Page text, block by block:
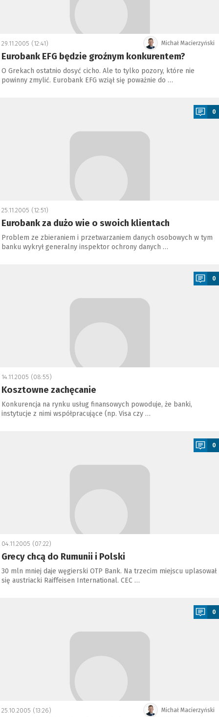
Michał Macierzyński
29.11.2005 (12:41)
Eurobank EFG będzie groźnym konkurentem?
O Grekach ostatnio dosyć cicho. Ale to tylko pozory, które nie
powinny zmylić. Eurobank EFG wziął się poważnie do …
0
25.11.2005 (12:51)
Eurobank za dużo wie o swoich klientach
Problem ze zbieraniem i przetwarzaniem danych osobowych w tym
banku wykrył generalny inspektor ochrony danych …
0
14.11.2005 (08:55)
Kosztowne zachęcanie
Konkurencja na rynku usług finansowych powoduje, że banki,
instytucje z nimi współpracujące (np. Visa czy …
0
04.11.2005 (07:22)
Grecy chcą do Rumunii i Polski
30 mln mniej daje węgierski OTP Bank. Na trzecim miejscu uplasował
się austriacki Raiffeisen International. CEC …
0
Michał Macierzyński
25.10.2005 (13:26)